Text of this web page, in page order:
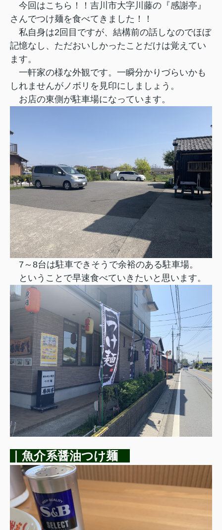
今回はこちら！！吉川市大字川藤の『感謝亭』
さんでつけ麺を食べてきました！！
私自身は2回目ですが、結構前の話しなのでほぼ
記憶なし、ただおいしかったことだけは覚えてい
ます。
一軒家の様な外観です。一瞬分かりづらいかも
しれませんがノボリを見印にしましょう。
お店の東側が駐車場になっています。
7～8台は駐車できそうで余裕のある駐車場。
ということで早速食べていきたいと思います。
｜魚介系醤油つけ麺